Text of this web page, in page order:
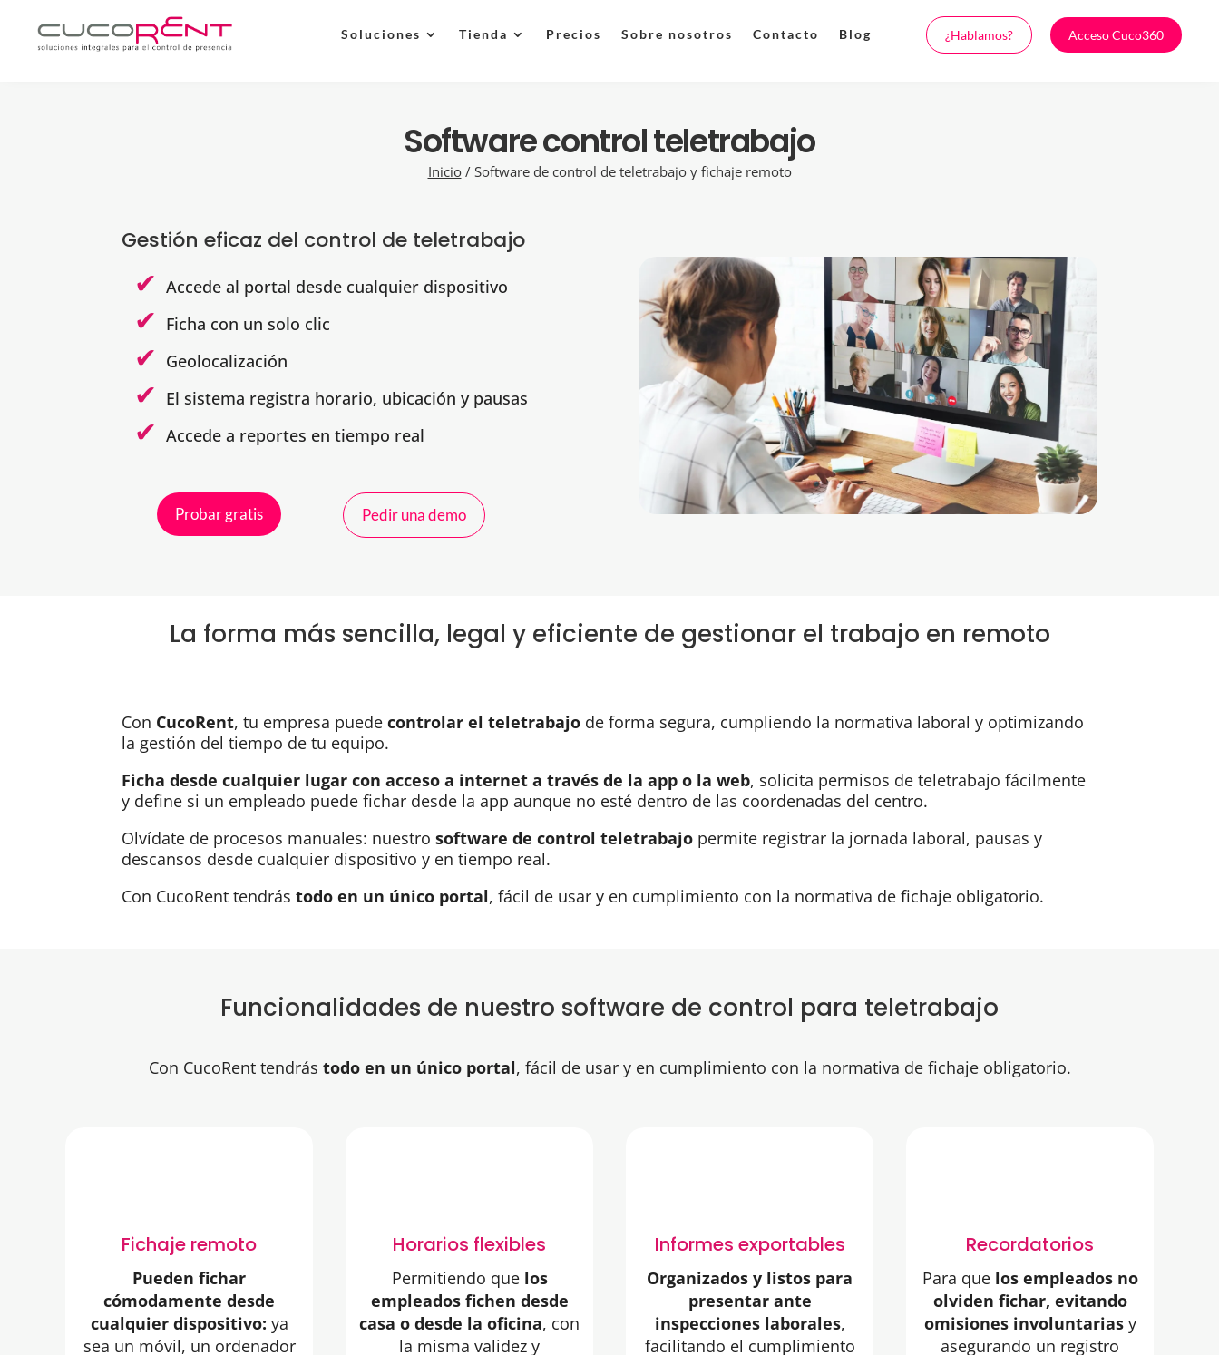
Soluciones Tienda Precios Sobre nosotros Contacto Blog ¿Hablamos? Acceso Cuco360
Software control teletrabajo
Inicio/ Software de control de teletrabajo y fichaje remoto
Gestión eficaz del control de teletrabajo
Accede al portal desde cualquier dispositivo
Ficha con un solo clic
Geolocalización
El sistema registra horario, ubicación y pausas
Accede a reportes en tiempo real
Probar gratis Pedir una demo
La forma más sencilla, legal y eficiente de gestionar el trabajo en remoto
Con CucoRent, tu empresa puedecontrolar el teletrabajo de forma segura, cumpliendo la normativa laboral y optimizando
la gestión del tiempo de tu equipo.
Ficha desde cualquier lugar con acceso a internet a través de la app o la web, solicita permisos de teletrabajo fácilmente
y define si un empleado puede fichar desde la app aunque no esté dentro de las coordenadas del centro.
Olvídate de procesos manuales: nuestrosoftware de control teletrabajo permite registrar la jornada laboral, pausas y
descansos desde cualquier dispositivo y en tiempo real.
Con CucoRent tendrástodo en un único portal, fácil de usar y en cumplimiento con la normativa de fichaje obligatorio.
Funcionalidades de nuestro software de control para teletrabajo
Con CucoRent tendrás todo en un único portal, fácil de usar y en cumplimiento con la normativa de fichaje obligatorio.
Fichaje remoto
Pueden fichar
cómodamente desde
cualquier dispositivo: ya
sea un móvil, un ordenador
Horarios flexibles
Permitiendo que los
empleados fichen desde
casa o desde la oficina, con
la misma validez y
Informes exportables
Organizados y listos para
presentar ante
inspecciones laborales,
facilitando el cumplimiento
Recordatorios
Para quelos empleados no
olviden fichar, evitando
omisiones involuntariasy
asegurando un registro